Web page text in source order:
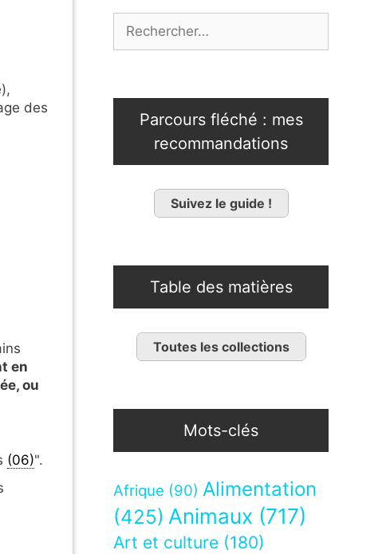
des
en
ou
(06)".
Parcours fléché : mes
recommandations
Suivez le guide !
Table des matières
Toutes les collections
Mots-clés
Afrique (90) Alimentation
(425) Animaux (717)
Art et culture (180)